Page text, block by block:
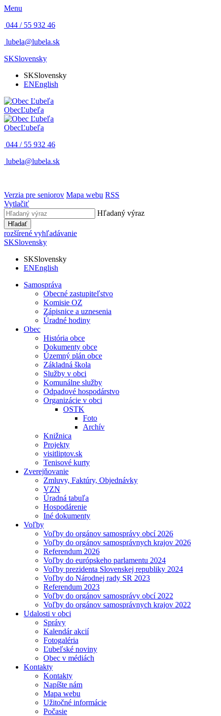
Menu
044 / 55 932 46
lubela@lubela.sk
SKSlovensky
SKSlovensky
ENEnglish
ObecĽubeľa
ObecĽubeľa
044 / 55 932 46
lubela@lubela.sk
Verzia pre seniorov Mapa webu RSS
Vytlačiť
Hľadaný výraz
Hľadať
rozšírené vyhľadávanie
SKSlovensky
SKSlovensky
ENEnglish
Samospráva
Obecné zastupiteľstvo
Komisie OZ
Zápisnice a uznesenia
Úradné hodiny
Obec
História obce
Dokumenty obce
Územný plán obce
Základná škola
Služby v obci
Komunálne služby
Odpadové hospodárstvo
Organizácie v obci
OSTK
Foto
Archív
Knižnica
Projekty
visitliptov.sk
Tenisové kurty
Zverejňovanie
Zmluvy, Faktúry, Objednávky
VZN
Úradná tabuľa
Hospodárenie
Iné dokumenty
Voľby
Voľby do orgánov samosprávy obcí 2026
Voľby do orgánov samosprávnych krajov 2026
Referendum 2026
Voľby do európskeho parlamentu 2024
Voľby prezidenta Slovenskej republiky 2024
Voľby do Národnej rady SR 2023
Referendum 2023
Voľby do orgánov samosprávy obcí 2022
Voľby do orgánov samosprávnych krajov 2022
Udalosti v obci
Správy
Kalendár akcií
Fotogaléria
Ľubeľské noviny
Obec v médiách
Kontakty
Kontakty
Napíšte nám
Mapa webu
Užitočné informácie
Počasie